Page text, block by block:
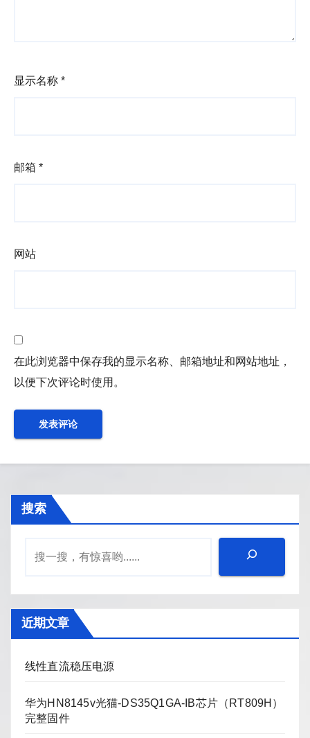
显示名称 *
邮箱 *
网站
在此浏览器中保存我的显示名称、邮箱地址和网站地址，
以便下次评论时使用。
搜索
近期文章
线性直流稳压电源
华为HN8145v光猫-DS35Q1GA-IB芯片（RT809H）
完整固件